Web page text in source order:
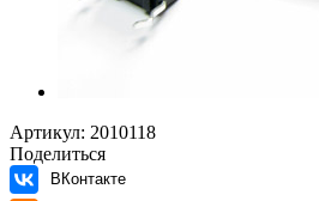
Артикул: 2010118
Поделиться
ВКонтакте